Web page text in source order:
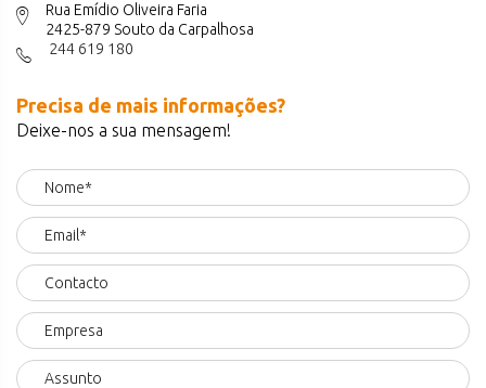
Rua Emídio Oliveira Faria
2425-879 Souto da Carpalhosa
244 619 180
Precisa de mais informações?
Deixe-nos a sua mensagem!